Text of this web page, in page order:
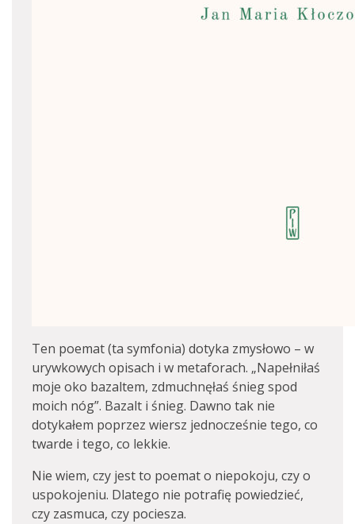
Ten poemat (ta symfonia) dotyka zmysłowo – w
urywkowych opisach i w metaforach. „Napełniłaś
moje oko bazaltem, zdmuchnęłaś śnieg spod
moich nóg”. Bazalt i śnieg. Dawno tak nie
dotykałem poprzez wiersz jednocześnie tego, co
twarde i tego, co lekkie.
Nie wiem, czy jest to poemat o niepokoju, czy o
uspokojeniu. Dlatego nie potrafię powiedzieć,
czy zasmuca, czy pociesza.